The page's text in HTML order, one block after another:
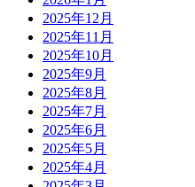
2025年12月
2025年11月
2025年10月
2025年9月
2025年8月
2025年7月
2025年6月
2025年5月
2025年4月